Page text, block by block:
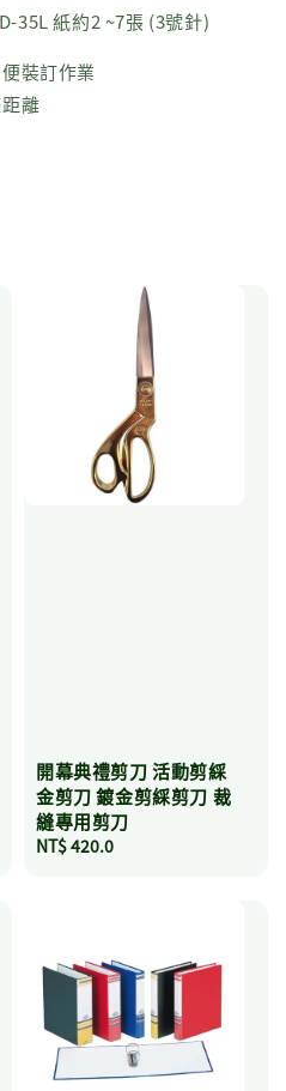
35L 紙約2 ~7張 (3號針)
裝訂作業
離
開幕典禮剪刀 活動剪綵
金剪刀 鍍金剪綵剪刀 裁
縫專用剪刀
Regular
NT$ 420.0